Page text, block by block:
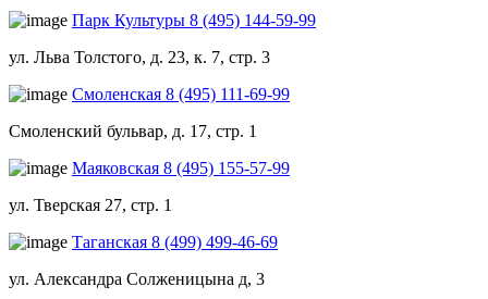
Парк Культуры 8 (495) 144-59-99
ул. Льва Толстого, д. 23, к. 7, стр. 3
Смоленская 8 (495) 111-69-99
Смоленский бульвар, д. 17, стр. 1
Маяковская 8 (495) 155-57-99
ул. Тверская 27, стр. 1
Таганская 8 (499) 499-46-69
ул. Александра Солженицына д, 3